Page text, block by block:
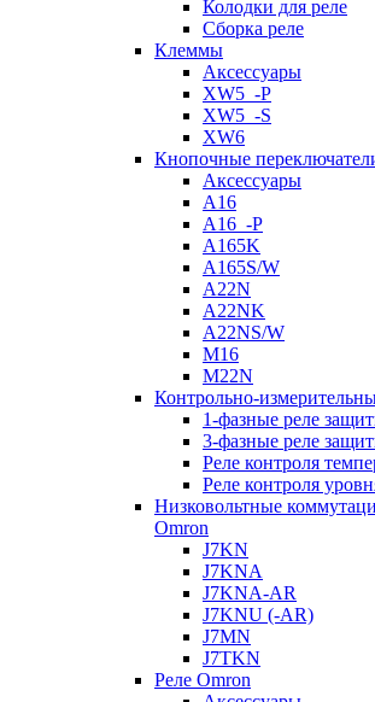
Колодки для реле
Сборка реле
Клеммы
Аксессуары
XW5_-P
XW5_-S
XW6
Кнопочные
Аксессуары
A16
A16_-P
A165K
A165S/W
A22N
A22NK
A22NS/W
M16
M22N
Контрольно-
1-фазные реле
3-фазные реле
Реле контроля
Реле контроля
Низковольтные
Omron
J7KN
J7KNA
J7KNA-AR
J7KNU (-AR)
J7MN
J7TKN
Реле Omron